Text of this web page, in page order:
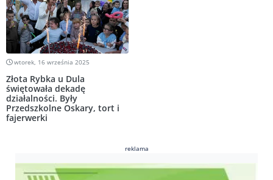
wtorek, 16 września 2025
Złota Rybka u Dula
świętowała dekadę
działalności. Były
Przedszkolne Oskary, tort i
fajerwerki
reklama